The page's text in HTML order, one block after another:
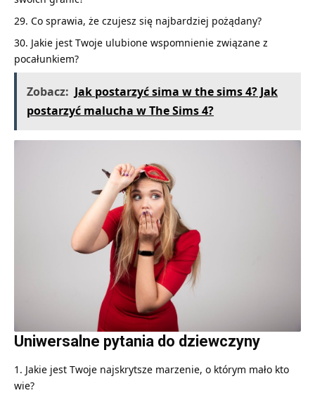
Co sprawia, że czujesz się najbardziej pożądany?
Jakie jest Twoje ulubione wspomnienie związane z
pocałunkiem?
Zobacz: Jak postarzyć sima w the sims 4? Jak
postarzyć malucha w The Sims 4?
Uniwersalne pytania do dziewczyny
Jakie jest Twoje najskrytsze marzenie, o którym mało kto
wie?